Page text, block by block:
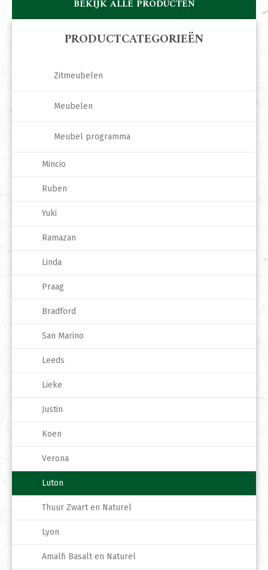
BEKIJK ALLE PRODUCTEN
PRODUCTCATEGORIEËN
Zitmeubelen
Meubelen
Meubel programma
Mincio
Ruben
Yuki
Ramazan
Linda
Praag
Bradford
San Marino
Leeds
Lieke
Justin
Koen
Verona
Luton
Thuur Zwart en Naturel
Lyon
Amalfi Basalt en Naturel